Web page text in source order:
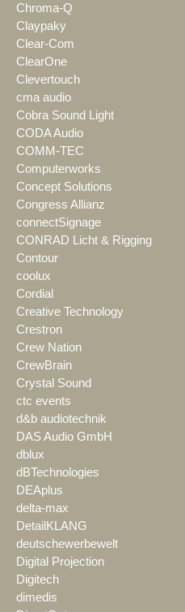
Chroma-Q
Claypaky
Clear-Com
ClearOne
Clevertouch
cma audio
Cobra Sound Light
CODA Audio
COMM-TEC
Computerworks
Concept Solutions
Congress Allianz
connectSignage
CONRAD Licht & Rigging
Contour
coolux
Cordial
Creative Technology
Crestron
Crew Nation
CrewBrain
Crystal Sound
ctc events
d&b audiotechnik
DAS Audio GmbH
dblux
dBTechnologies
DEAplus
delta-max
DetailKLANG
deutschewerbewelt
Digital Projection
Digitech
dimedis